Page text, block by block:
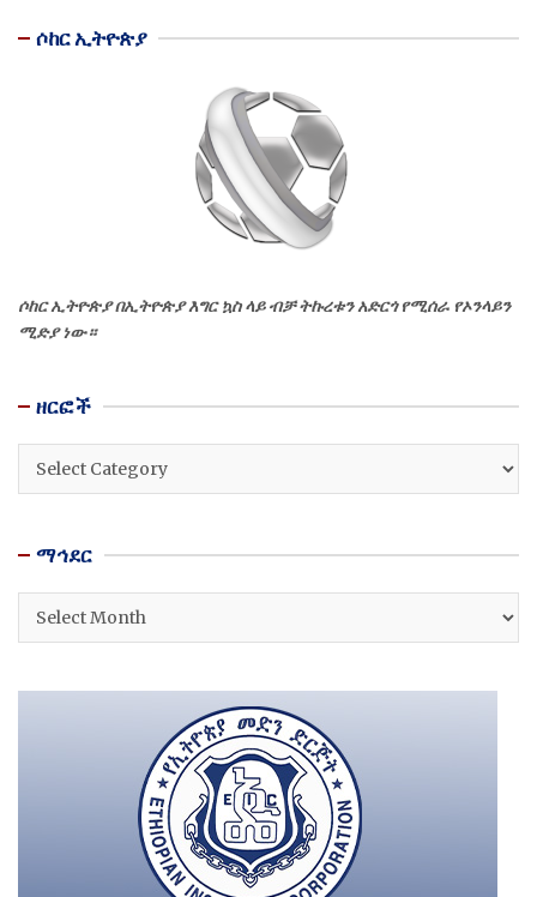
ሶከር ኢትዮጵያ
ሶከር ኢትዮጵያ በኢትዮጵያ እግር ኳስ ላይ ብቻ ትኩረቱን አድርጎ የሚሰራ የኦንላይን
ሚድያ ነው።
ዘርፎች
ዘርፎች
ማኅደር
ማኅደር